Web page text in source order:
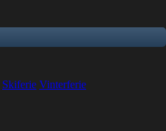
Skiferie Vinterferie